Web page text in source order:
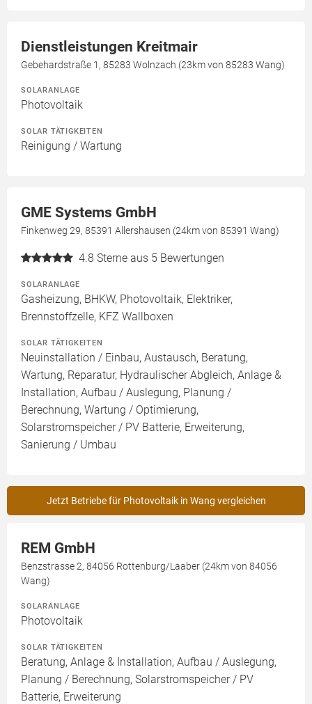
Dienstleistungen Kreitmair
Gebehardstraße 1, 85283 Wolnzach (23km von 85283 Wang)
SOLARANLAGE
Photovoltaik
SOLAR TÄTIGKEITEN
Reinigung / Wartung
GME Systems GmbH
Finkenweg 29, 85391 Allershausen (24km von 85391 Wang)
4.8 Sterne aus 5 Bewertungen
SOLARANLAGE
Gasheizung, BHKW, Photovoltaik, Elektriker,
Brennstoffzelle, KFZ Wallboxen
SOLAR TÄTIGKEITEN
Neuinstallation / Einbau, Austausch, Beratung,
Wartung, Reparatur, Hydraulischer Abgleich, Anlage &
Installation, Aufbau / Auslegung, Planung /
Berechnung, Wartung / Optimierung,
Solarstromspeicher / PV Batterie, Erweiterung,
Sanierung / Umbau
Jetzt Betriebe für Photovoltaik in Wang vergleichen
REM GmbH
Benzstrasse 2, 84056 Rottenburg/Laaber (24km von 84056
Wang)
SOLARANLAGE
Photovoltaik
SOLAR TÄTIGKEITEN
Beratung, Anlage & Installation, Aufbau / Auslegung,
Planung / Berechnung, Solarstromspeicher / PV
Batterie, Erweiterung